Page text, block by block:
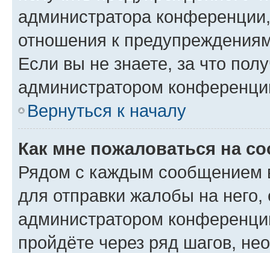
администратора
отношения к
Если вы не знаете, за что
администратором
Вернуться к началу
Как мне пожаловаться на
Рядом с каждым сообщением
для отправки жалобы на
администратором
пройдёте через ряд шагов,